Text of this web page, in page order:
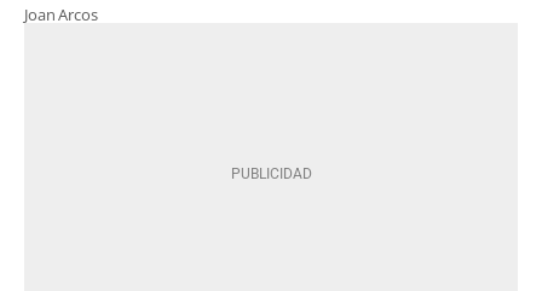
Joan Arcos